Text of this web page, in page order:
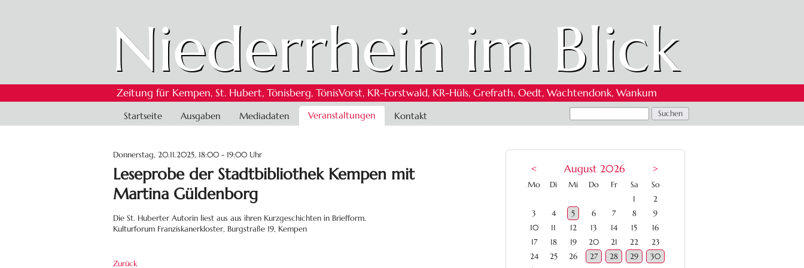
Niederrhein im Blick
Zeitung für Kempen, St. Hubert, Tönisberg, TönisVorst, KR-Forstwald, KR-Hüls, Grefrath, Oedt, Wachtendonk, Wankum
Navigation
überspringen
Startseite Ausgaben Mediadaten Veranstaltungen Kontakt
Donnerstag, 20.11.2025, 18:00 - 19:00 Uhr
Leseprobe der Stadtbibliothek Kempen mit
Martina Güldenborg
Die St. Huberter Autorin liest aus aus ihren Kurzgeschichten in Briefform.
Kulturforum Franziskanerkloster, Burgstraße 19, Kempen
Zurück
< August 2026 >
Montag
Dienstag
Mittwoch
Donnerstag
FreitagSamstag
Sonntag
1
2
3
4 5 6 7 8
9
10
11 12 13 14 15
16
17
18 19 20 21 22
23
24
25 26 27 28 29
30